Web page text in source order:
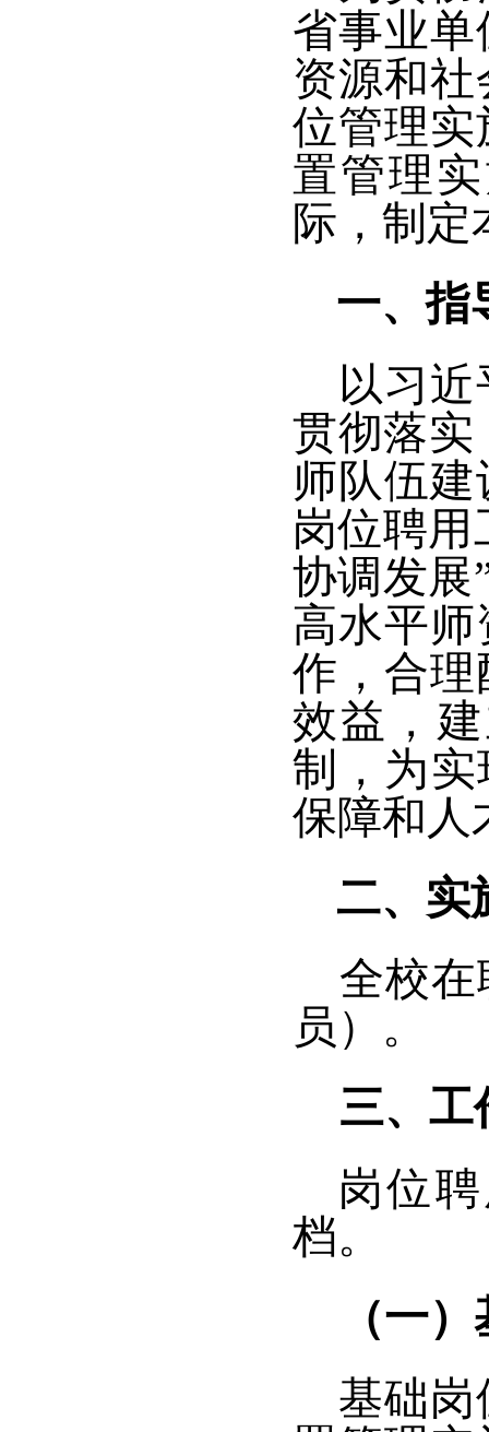
省事业
资源和
位管理
置管理
际， 制定
一、指
以习
贯彻落实
师队伍
岗位聘用
协调发展
高水平
作，合
效益，
制，为实
保障和人
二、 实
全校
员）。
三、工
岗位
档。
（一
基础